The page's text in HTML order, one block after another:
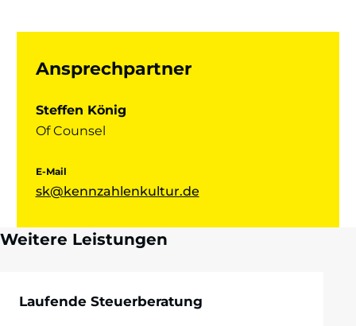
Ansprechpartner
Steffen König
Of Counsel
E-Mail
sk@kennzahlenkultur.de
Weitere Leistungen
Laufende Steuerberatung